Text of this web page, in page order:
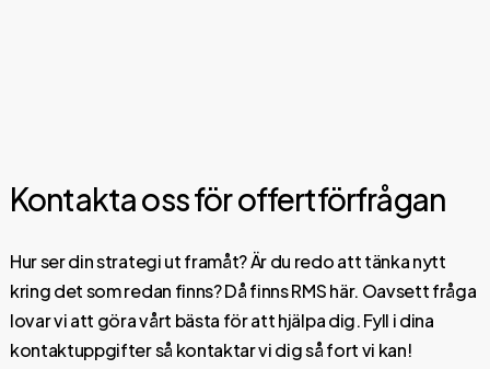
Kontakta oss för offertförfrågan
Hur ser din strategi ut framåt? Är du redo att tänka nytt
kring det som redan finns? Då finns RMS här. Oavsett fråga
lovar vi att göra vårt bästa för att hjälpa dig. Fyll i dina
kontaktuppgifter så kontaktar vi dig så fort vi kan!